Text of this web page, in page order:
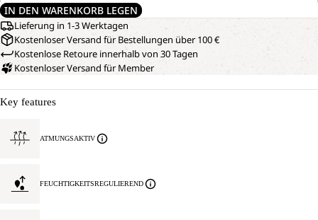
IN DEN WARENKORB LEGEN
Lieferung in 1-3 Werktagen
Kostenloser Versand für Bestellungen über 100 €
Kostenlose Retoure innerhalb von 30 Tagen
Kostenloser Versand für Member
Key features
ATMUNGSAKTIV
FEUCHTIGKEITSREGULIEREND